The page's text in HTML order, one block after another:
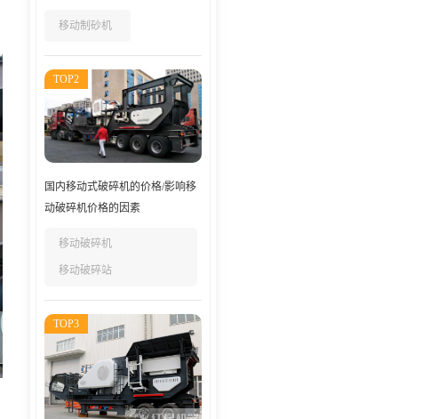
移动制砂机
TOP2
国内移动式破碎机的价格/影响移
动破碎机价格的因素
移动破碎机
移动破碎站
TOP3